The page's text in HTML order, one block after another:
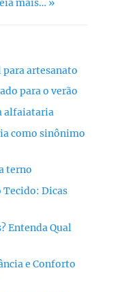
mais… »
artesanato
para o verão
alfaiataria
como sinônimo
terno
Tecido: Dicas
Entenda Qual
e Conforto